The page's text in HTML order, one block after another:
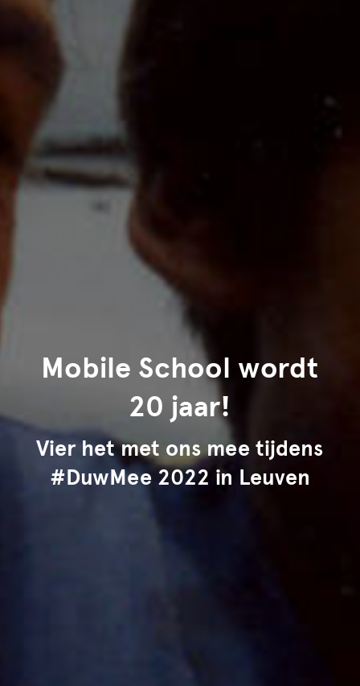
Mobile School wordt
20 jaar!
Vier het met ons mee tijdens
#DuwMee 2022 in Leuven